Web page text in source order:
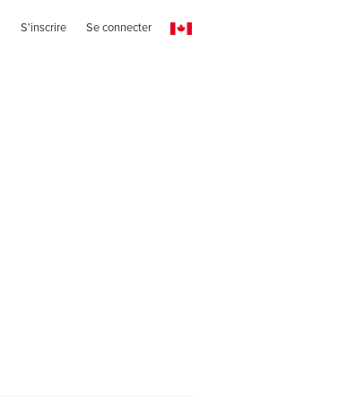
S'inscrire Se connecter